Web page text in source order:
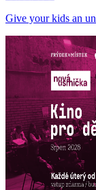
Give your kids an